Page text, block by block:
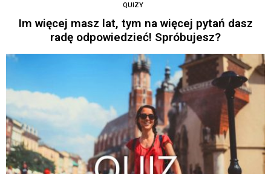
QUIZY
Im więcej masz lat, tym na więcej pytań dasz
radę odpowiedzieć! Spróbujesz?